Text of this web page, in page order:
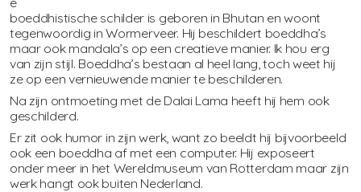
boeddhistische schilder is geboren in Bhutan en woont
tegenwoordig in Wormerveer. Hij beschildert boeddha’s
maar ook mandala’s op een creatieve manier. Ik hou erg
van zijn stijl. Boeddha’s bestaan al heel lang, toch weet hij
ze op een vernieuwende manier te beschilderen.
Na zijn ontmoeting met de Dalai Lama heeft hij hem ook
geschilderd.
Er zit ook humor in zijn werk, want zo beeldt hij bijvoorbeeld
ook een boeddha af met een computer. Hij exposeert
onder meer in het Wereldmuseum van Rotterdam maar zijn
werk hangt ook buiten Nederland.